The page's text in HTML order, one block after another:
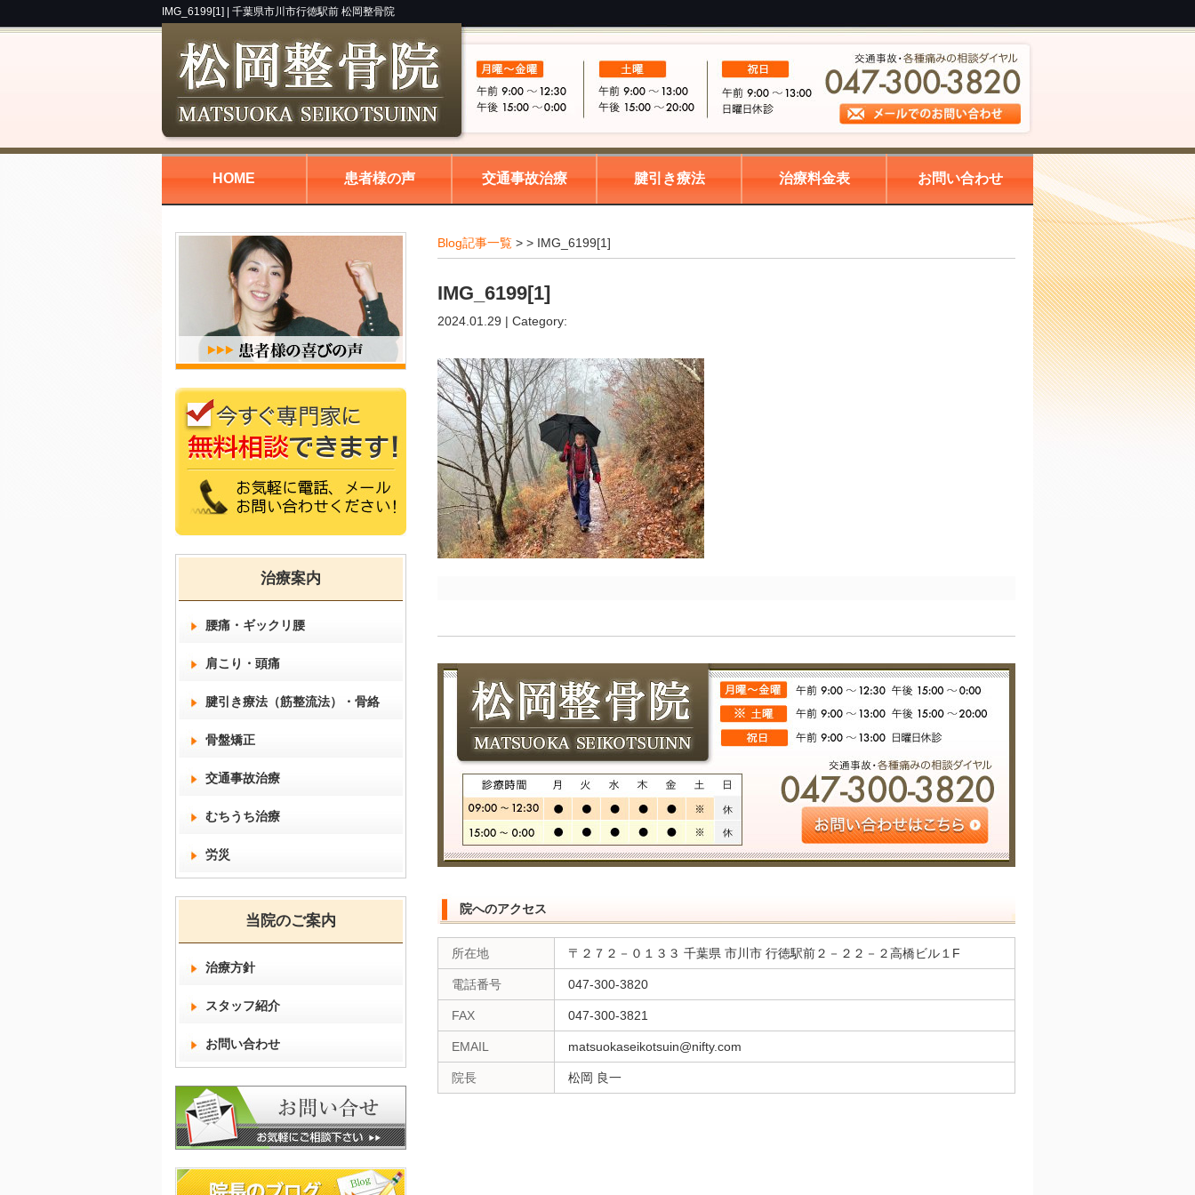
IMG_6199[1] | 千葉県市川市行徳駅前 松岡整骨院
HOME 患者様の声 交通事故治療 腱引き療法 治療料金表 お問い合わせ
Blog記事一覧 > > IMG_6199[1]
IMG_6199[1]
2024.01.29 | Category:
院へのアクセス
所在地 〒２７２－０１３３ 千葉県 市川市 行徳駅前２－２２－２高橋ビル１F
電話番号 047-300-3820
FAX 047-300-3821
EMAIL matsuokaseikotsuin@nifty.com
院長 松岡 良一
治療案内
腰痛・ギックリ腰
肩こり・頭痛
腱引き療法（筋整流法）・骨絡
骨盤矯正
交通事故治療
むちうち治療
労災
当院のご案内
治療方針
スタッフ紹介
お問い合わせ